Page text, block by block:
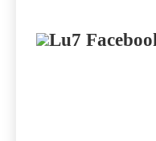
Lu7